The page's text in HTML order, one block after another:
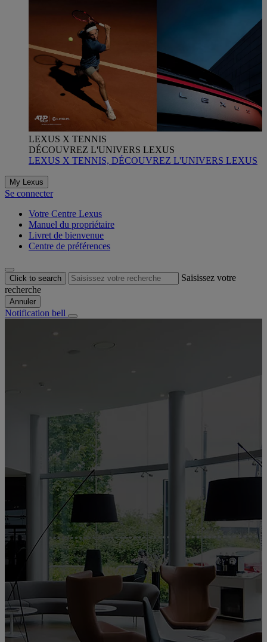
LEXUS X TENNIS
DÉCOUVREZ L'UNIVERS LEXUS
LEXUS X TENNIS, DÉCOUVREZ L'UNIVERS LEXUS
My Lexus
Se connecter
Votre Centre Lexus
Manuel du propriétaire
Livret de bienvenue
Centre de préférences
Click to search
Saisissez votre
recherche
Annuler
Notification bell
Bienvenue chez
LEXUS
STRASBOURG
66cb72d5-811e-46a5-b777-1c82fd46fb06